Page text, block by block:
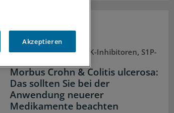
IL-23-Inhibitoren, JAK-Inhibitoren, S1P-
Morbus Crohn & Colitis ulcerosa:
Das sollten Sie bei der
Anwendung neuerer
Medikamente beachten
Akzeptieren